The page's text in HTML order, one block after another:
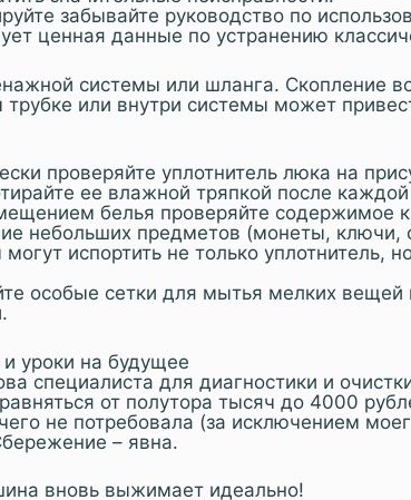
забывайте руководство по
ценная данные по устранению
системы или шланга. Скопление
трубке или внутри системы может
проверяйте уплотнитель люка на
ее влажной тряпкой после каждой
белья проверяйте содержимое
небольших предметов (монеты, ключи,
испортить не только уплотнитель,
особые сетки для мытья мелких
уроки на будущее
специалиста для диагностики и
от полутора тысяч до 4000
не потребовала (за исключением
– явна.
вновь выжимает идеально!